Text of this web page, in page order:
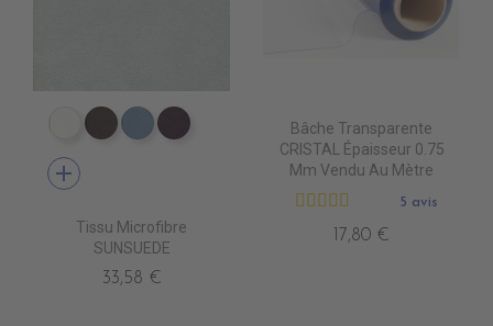
TA5002 BLANC
TA5005 CACHOU
TA5039 CHARRON
TA5048 AUBERGINE
add
Tissu Microfibre
SUNSUEDE
33,58 €
Bâche Transparente
CRISTAL Épaisseur 0.75
Mm Vendu Au Mètre
5 avis
17,80 €